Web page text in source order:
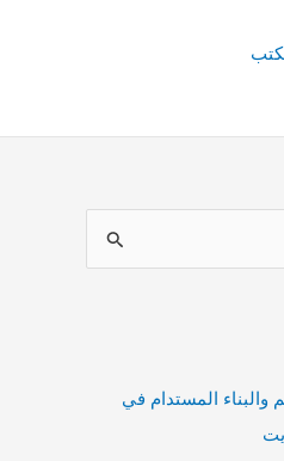
المستدام في